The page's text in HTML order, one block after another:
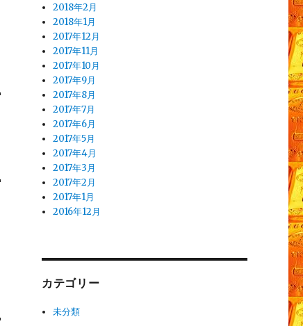
2018年2月
2018年1月
2017年12月
2017年11月
2017年10月
2017年9月
2017年8月
2017年7月
2017年6月
2017年5月
2017年4月
2017年3月
2017年2月
2017年1月
2016年12月
カテゴリー
未分類